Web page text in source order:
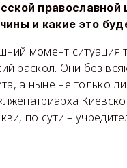
православной
и какие это
момент ситуация
раскол. Они без
а ныне не только
по сути –